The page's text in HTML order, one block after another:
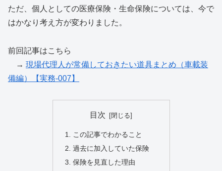
ただ、個人としての医療保険・生命保険については、今で
はかなり考え方が変わりました。
前回記事はこちら
→ 現場代理人が常備しておきたい道具まとめ（車載装
備編）【実務-007】
目次
この記事でわかること
過去に加入していた保険
保険を見直した理由